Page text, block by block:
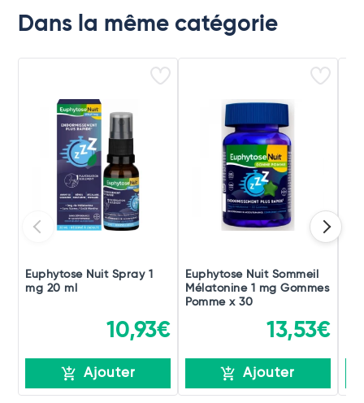
Dans la même catégorie
Euphytose Nuit Spray 1
mg 20 ml
10,93€
Ajouter
Euphytose Nuit Sommeil
Mélatonine 1 mg Gommes
Pomme x 30
13,53€
Ajouter